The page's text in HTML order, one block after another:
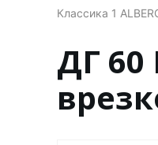
Классика 1
ДГ 60